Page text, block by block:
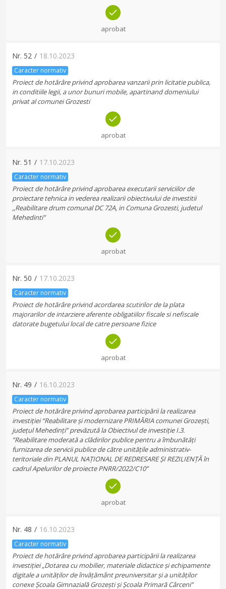
aprobat
Nr. 52 / 18.10.2023
Caracter normativ
Proiect de hotărâre privind aprobarea vanzarii prin licitatie publica,
in conditiile legii, a unor bunuri mobile, apartinand domeniului
privat al comunei Grozesti
aprobat
Nr. 51 / 17.10.2023
Caracter normativ
Proiect de hotărâre privind aprobarea executarii serviciilor de
proiectare tehnica in vederea realizarii obiectivului de investitii
,,Reabilitare drum comunal DC 72A, in Comuna Grozesti, judetul
Mehedinti”
aprobat
Nr. 50 / 17.10.2023
Caracter normativ
Proiect de hotărâre privind acordarea scutirilor de la plata
majorarilor de intarziere aferente obligatiilor fiscale si nefiscale
datorate bugetului local de catre persoane fizice
aprobat
Nr. 49 / 16.10.2023
Caracter normativ
Proiect de hotărâre privind aprobarea participării la realizarea
investiției “Reabilitare și modernizare PRIMĂRIA comunei Grozești,
județul Mehedinți” prevăzută la Obiectivul de investiție I.3.
”Reabilitare moderată a clădirilor publice pentru a îmbunătăți
furnizarea de servicii publice de către unitățile administrativ-
teritoriale din PLANUL NAȚIONAL DE REDRESARE ȘI REZILIENȚĂ în
cadrul Apelurilor de proiecte PNRR/2022/C10”
aprobat
Nr. 48 / 16.10.2023
Caracter normativ
Proiect de hotărâre privind aprobarea participării la realizarea
investiției „Dotarea cu mobilier, materiale didactice și echipamente
digitale a unităților de învățământ preuniversitar și a unităților
conexe Școala Gimnazială Grozești și Școala Primară Cârceni”